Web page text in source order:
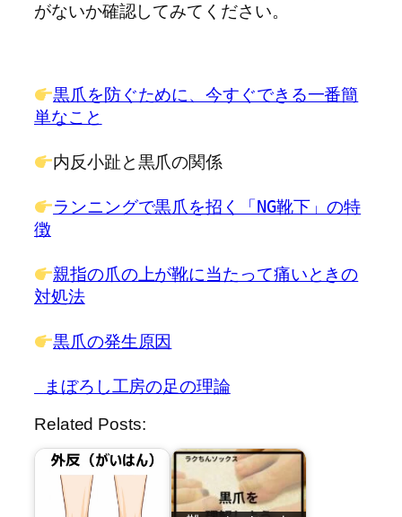
がないか確認してみてください。
黒爪を防ぐために、今すぐできる一番簡
単なこと
内反小趾と黒爪の関係
ランニングで黒爪を招く「NG靴下」の特
徴
親指の爪の上が靴に当たって痛いときの
対処法
黒爪の発生原因
まぼろし工房の足の理論
Related Posts: